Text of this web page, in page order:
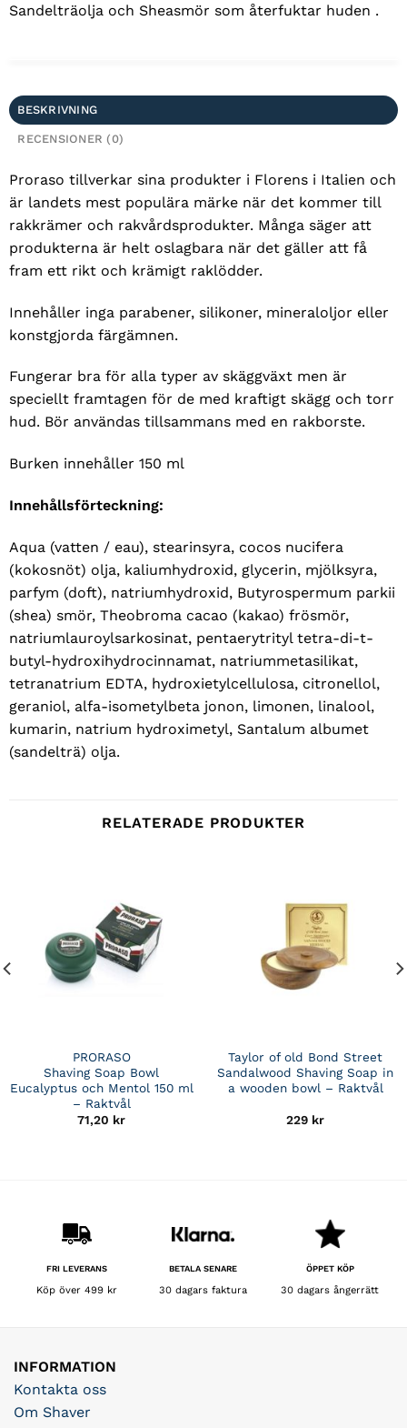
Sandelträolja och Sheasmör som återfuktar huden .
BESKRIVNING
RECENSIONER (0)
Proraso tillverkar sina produkter i Florens i Italien och
är landets mest populära märke när det kommer till
rakkrämer och rakvårdsprodukter. Många säger att
produkterna är helt oslagbara när det gäller att få
fram ett rikt och krämigt raklödder.
Innehåller inga parabener, silikoner, mineraloljor eller
konstgjorda färgämnen.
Fungerar bra för alla typer av skäggväxt men är
speciellt framtagen för de med kraftigt skägg och torr
hud. Bör användas tillsammans med en rakborste.
Burken innehåller 150 ml
Innehållsförteckning:
Aqua (vatten / eau), stearinsyra, cocos nucifera
(kokosnöt) olja, kaliumhydroxid, glycerin, mjölksyra,
parfym (doft), natriumhydroxid, Butyrospermum parkii
(shea) smör, Theobroma cacao (kakao) frösmör,
natriumlauroylsarkosinat, pentaerytrityl tetra-di-t-
butyl-hydroxihydrocinnamat, natriummetasilikat,
tetranatrium EDTA, hydroxietylcellulosa, citronellol,
geraniol, alfa-isometylbeta jonon, limonen, linalool,
kumarin, natrium hydroximetyl, Santalum albumet
(sandelträ) olja.
RELATERADE PRODUKTER
PRORASO
Shaving Soap Bowl
Eucalyptus och Mentol 150 ml
– Raktvål
71,20 kr
Taylor of old Bond Street
Sandalwood Shaving Soap in
a wooden bowl – Raktvål
229 kr
FRI LEVERANS
Köp över 499 kr
BETALA SENARE
30 dagars faktura
ÖPPET KÖP
30 dagars ångerrätt
INFORMATION
Kontakta oss
Om Shaver